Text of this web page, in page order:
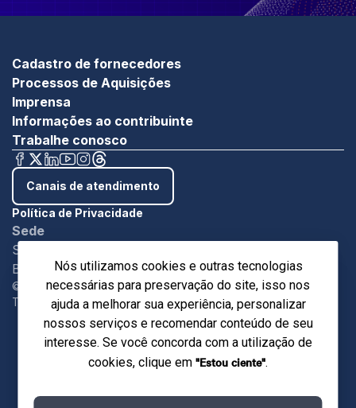
Cadastro de fornecedores
Processos de Aquisições
Imprensa
Informações ao contribuinte
Trabalhe conosco
Canais de atendimento
Política de Privacidade
Sede
SBN - Quadra 1 - Bloco C Ed. Roberto Simonsen
Brasília/DF - CEP 7004-903
©Copyright 2024. Sistema Indústria.
Todos os direitos reservados.
Nós utilizamos cookies e outras tecnologias
necessárias para preservação do site, isso nos
ajuda a melhorar sua experiência, personalizar
nossos serviços e recomendar conteúdo de seu
interesse. Se você concorda com a utilização de
cookies, clique em "Estou ciente".